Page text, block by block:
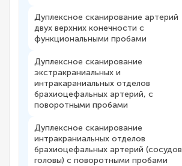
Дуплексное сканирование артерий
двух верхних конечности с
функциональными пробами
Дуплексное сканирование
экстракраниальных и
интракараниальных отделов
брахиоцефальных артерий, с
поворотными пробами
Дуплексное сканирование
интракраниальных отделов
брахиоцефальных артерий (сосудов
головы) с поворотными пробами